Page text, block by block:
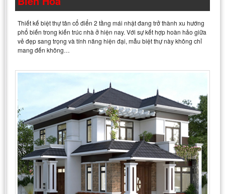
Thiết kế biệt thự tân cổ điển 2 tầng mái nhật đang trở thành xu hướng
phổ biến trong kiến trúc nhà ở hiện nay. Với sự kết hợp hoàn hảo giữa
vẻ đẹp sang trọng và tính năng hiện đại, mẫu biệt thự này không chỉ
mang đến không…